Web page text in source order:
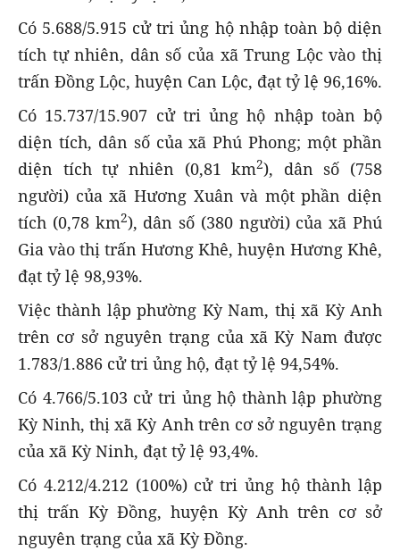
Có 5.688/5.915 cử tri ủng hộ nhập toàn bộ diện
tích tự nhiên, dân số của xã Trung Lộc vào thị
trấn Đồng Lộc, huyện Can Lộc, đạt tỷ lệ 96,16%.
Có 15.737/15.907 cử tri ủng hộ nhập toàn bộ
diện tích, dân số của xã Phú Phong; một phần
diện tích tự nhiên (0,81 km2), dân số (758
người) của xã Hương Xuân và một phần diện
tích (0,78 km2), dân số (380 người) của xã Phú
Gia vào thị trấn Hương Khê, huyện Hương Khê,
đạt tỷ lệ 98,93%.
Việc thành lập phường Kỳ Nam, thị xã Kỳ Anh
trên cơ sở nguyên trạng của xã Kỳ Nam được
1.783/1.886 cử tri ủng hộ, đạt tỷ lệ 94,54%.
Có 4.766/5.103 cử tri ủng hộ thành lập phường
Kỳ Ninh, thị xã Kỳ Anh trên cơ sở nguyên trạng
của xã Kỳ Ninh, đạt tỷ lệ 93,4%.
Có 4.212/4.212 (100%) cử tri ủng hộ thành lập
thị trấn Kỳ Đồng, huyện Kỳ Anh trên cơ sở
nguyên trạng của xã Kỳ Đồng.